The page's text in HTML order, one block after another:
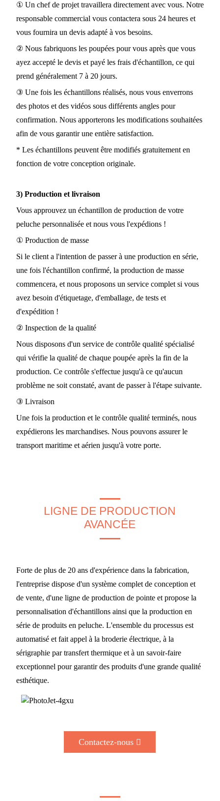
① Un chef de projet travaillera directement avec vous. Notre
responsable commercial vous contactera sous 24 heures et
vous fournira un devis adapté à vos besoins.
② Nous fabriquons les poupées pour vous après que vous
ayez accepté le devis et payé les frais d'échantillon, ce qui
prend généralement 7 à 20 jours.
③ Une fois les échantillons réalisés, nous vous enverrons
des photos et des vidéos sous différents angles pour
confirmation. Nous apporterons les modifications souhaitées
afin de vous garantir une entière satisfaction.
* Les échantillons peuvent être modifiés gratuitement en
fonction de votre conception originale.
3) Production et livraison
Vous approuvez un échantillon de production de votre
peluche personnalisée et nous vous l'expédions !
① Production de masse
Si le client a l'intention de passer à une production en série,
une fois l'échantillon confirmé, la production de masse
commencera, et nous proposons un service complet si vous
avez besoin d'étiquetage, d'emballage, de tests et
d'expédition !
② Inspection de la qualité
Nous disposons d'un service de contrôle qualité spécialisé
qui vérifie la qualité de chaque poupée après la fin de la
production. Ce contrôle s'effectue jusqu'à ce qu'aucun
problème ne soit constaté, avant de passer à l'étape suivante.
③ Livraison
Une fois la production et le contrôle qualité terminés, nous
expédierons les marchandises. Nous pouvons assurer le
transport maritime et aérien jusqu'à votre porte.
LIGNE DE PRODUCTION
AVANCÉE
Forte de plus de 20 ans d'expérience dans la fabrication,
l'entreprise dispose d'un système complet de conception et
de vente, d'une ligne de production de pointe et propose la
personnalisation d'échantillons ainsi que la production en
série de produits en peluche. L'ensemble du processus est
automatisé et fait appel à la broderie électrique, à la
sérigraphie par transfert thermique et à un savoir-faire
exceptionnel pour garantir des produits d'une grande qualité
esthétique.
Contactez-nous